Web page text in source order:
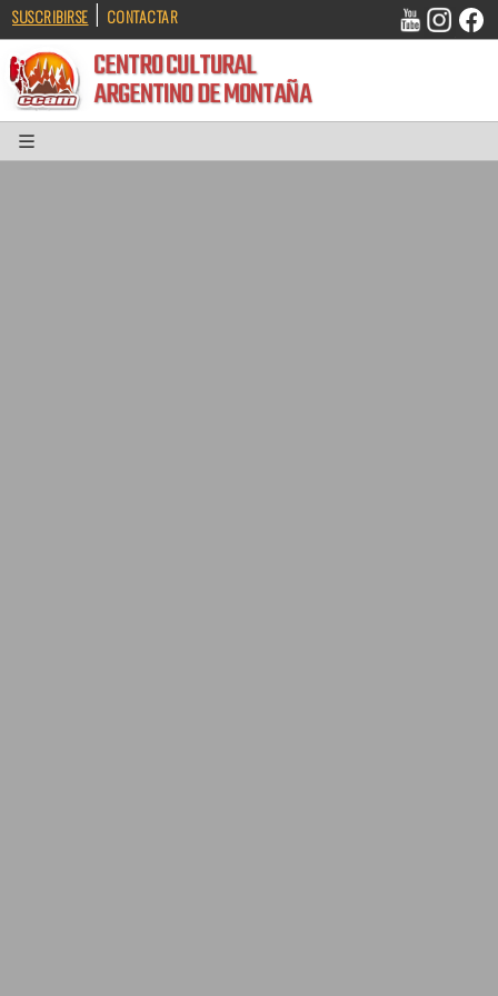
SUSCRIBIRSE | CONTACTAR
CENTRO CULTURAL
ARGENTINO DE MONTAÑA